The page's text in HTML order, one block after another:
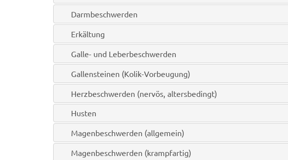
Darmbeschwerden
Erkältung
Galle- und Leberbeschwerden
Gallensteinen (Kolik-Vorbeugung)
Herzbeschwerden (nervös, altersbedingt)
Husten
Magenbeschwerden (allgemein)
Magenbeschwerden (krampfartig)